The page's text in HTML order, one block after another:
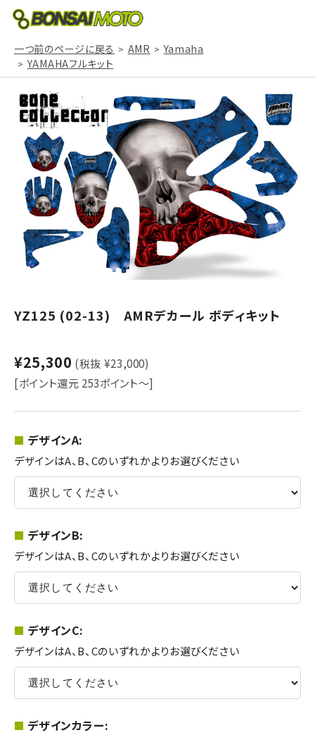
一つ前のページに戻る AMR
Yamaha
YAMAHAフルキット
YZ125 (02-13) AMRデカール ボディキット
¥25,300 (税抜 ¥23,000)
[ポイント還元 253ポイント～]
デザインA:
デザインはA、B、Cのいずれかよりお選びください
デザインB:
デザインはA、B、Cのいずれかよりお選びください
デザインC:
デザインはA、B、Cのいずれかよりお選びください
デザインカラー: